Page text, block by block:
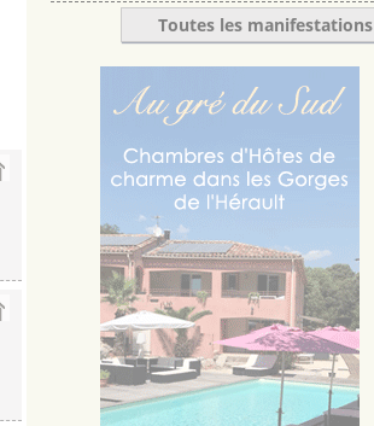
Toutes les manifestations